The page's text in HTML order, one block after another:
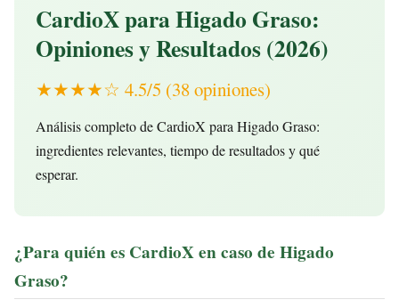
CardioX para Higado Graso:
Opiniones y Resultados (2026)
★★★★☆ 4.5/5 (38 opiniones)
Análisis completo de CardioX para Higado Graso:
ingredientes relevantes, tiempo de resultados y qué
esperar.
¿Para quién es CardioX en caso de Higado
Graso?